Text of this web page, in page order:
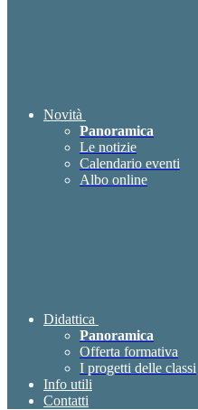
Novità
Panoramica
Le notizie
Calendario eventi
Albo online
Didattica
Panoramica
Offerta formativa
I progetti delle classi
Info utili
Contatti